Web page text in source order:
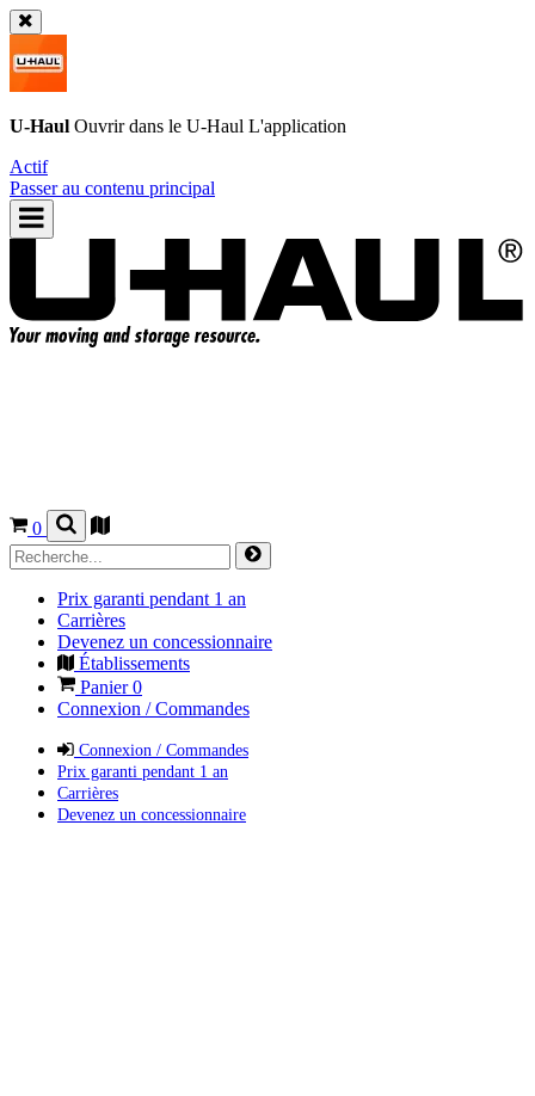
U-Haul Ouvrir dans le U-Haul L'application
Actif
Passer au contenu principal
0
Prix garanti pendant 1 an
Carrières
Devenez un concessionnaire
Établissements
Panier0
Connexion / Commandes
Connexion / Commandes
Prix garanti pendant 1 an
Carrières
Devenez un concessionnaire